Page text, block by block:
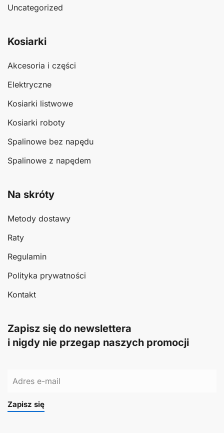
Uncategorized
Kosiarki
Akcesoria i części
Elektryczne
Kosiarki listwowe
Kosiarki roboty
Spalinowe bez napędu
Spalinowe z napędem
Na skróty
Metody dostawy
Raty
Regulamin
Polityka prywatności
Kontakt
Zapisz się do newslettera
i nigdy nie przegap naszych promocji
Zapisz się